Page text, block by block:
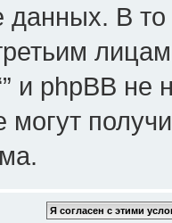
данных. В
и phpBB не
могут